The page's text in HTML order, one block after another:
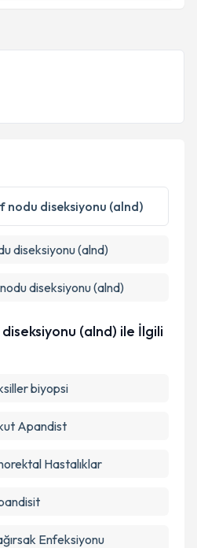
işlenmesine ilişkin
ve kişisel verilerimin belirtilen
kabul ediyorum.
nodu diseksiyonu (alnd)
diseksiyonu (alnd)
diseksiyonu (alnd)
(alnd) ile İlgili
biyopsi
Apandist
Hastalıklar
Enfeksiyonu